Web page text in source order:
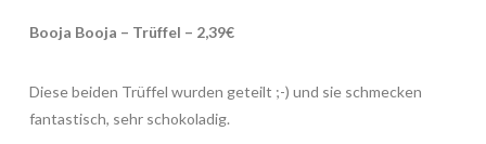
Booja Booja – Trüffel – 2,39€
Diese beiden Trüffel wurden geteilt ;-) und sie schmecken
fantastisch, sehr schokoladig.